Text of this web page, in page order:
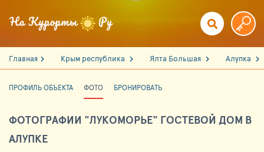
Главная Крым республика Ялта Большая Алупка
ПРОФИЛЬ ОБЪЕКТА ФОТО БРОНИРОВАТЬ
ФОТОГРАФИИ "ЛУКОМОРЬЕ" ГОСТЕВОЙ ДОМ В
АЛУПКЕ